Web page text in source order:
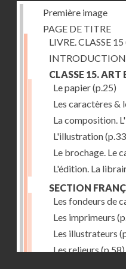
Première image
PAGE DE TITRE
LIVRE. CLASSE 15
INTRODUCTION
CLASSE 15. ART
Le papier(p.25)
Les caractères &
La composition.
L'illustration
Le brochage. Le
L'édition. La
SECTION
Les fondeurs de
Les imprimeurs
Les illustrateurs
Les relieurs (p.58)